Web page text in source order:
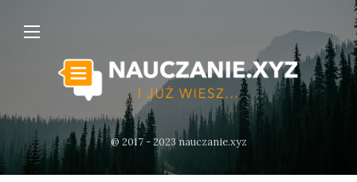
@ 2017 - 2023 nauczanie.xyz